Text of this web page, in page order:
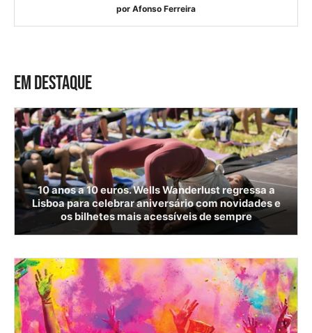
por Afonso Ferreira
EM DESTAQUE
10 anos a 10 euros. Wells Wanderlust regressa a
Lisboa para celebrar aniversário com novidades e
os bilhetes mais acessíveis de sempre